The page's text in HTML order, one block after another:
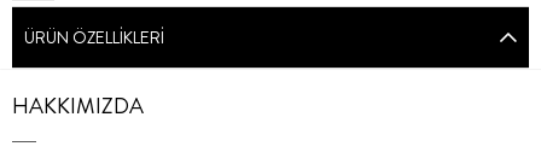
ÜRÜN ÖZELLIKLERI
HAKKIMIZDA